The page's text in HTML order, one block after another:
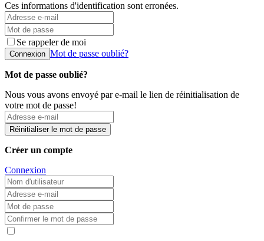
Ces informations d'identification sont erronées.
Se rappeler de moi
Connexion Mot de passe oublié?
Mot de passe oublié?
Nous vous avons envoyé par e-mail le lien de réinitialisation de
votre mot de passe!
Réinitialiser le mot de passe
Créer un compte
Connexion